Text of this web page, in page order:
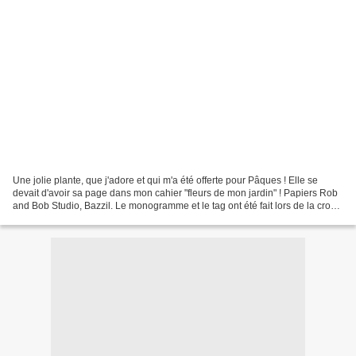
Une jolie plante, que j'adore et qui m'a été offerte pour Pâques ! Elle se
devait d'avoir sa page dans mon cahier "fleurs de mon jardin" ! Papiers Rob
and Bob Studio, Bazzil. Le monogramme et le tag ont été fait lors de la crop